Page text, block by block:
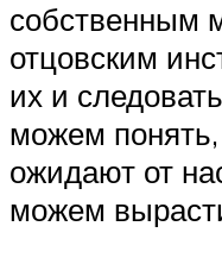
собственным
отцовским
их и
можем
ожидают от
можем